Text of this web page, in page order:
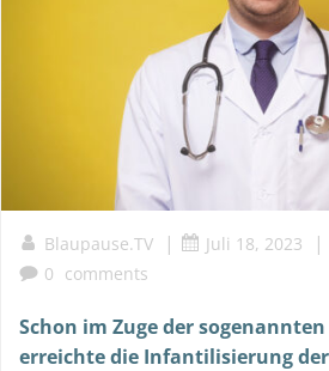
Blaupause.TV | Juli 18, 2023 |
0 comments
Schon im Zuge der
erreichte die Infantilisierung